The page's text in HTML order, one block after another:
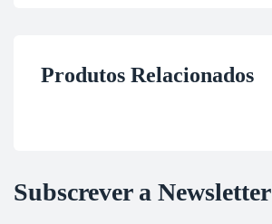
Produtos Relacionados
Subscrever a Newsletter